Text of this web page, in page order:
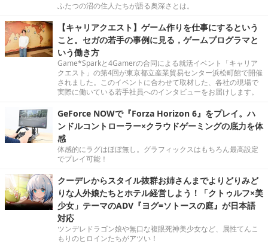
ふたつの沼の住人たちが語る奥深さとは。
【キャリアクエスト】ゲーム作りを仕事にするという
こと。セガの若手の事例に見る，ゲームプログラマと
いう働き方
Game*Sparkと4Gamerの合同による就活イベント「キャリア
クエスト」の第4回が東京都立産業貿易センター浜松町館で開催
されました。このイベントに合わせて取材した、各社の現場で
実際に働いている若手社員へのインタビューをお届けします。
GeForce NOWで『Forza Horizon 6』をプレイ。ハ
ンドルコントローラー×クラウドゲーミングの底力を体
感
体感的にラグはほぼ無し。グラフィックスはもちろん最高設定
でプレイ可能！
クーデレからスタイル抜群お姉さんまでよりどりみど
りな人外娘たちとホテル経営しよう！「クトゥルフ×美
少女」テーマのADV『ヨグ=ソトースの庭』が日本語
対応
ツンデレドラゴン娘や無口な複眼死神美少女など、属性てんこ
もりのヒロインたちがアツい！